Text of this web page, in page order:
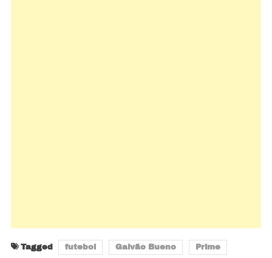
Tagged futebol Galvão Bueno Prime